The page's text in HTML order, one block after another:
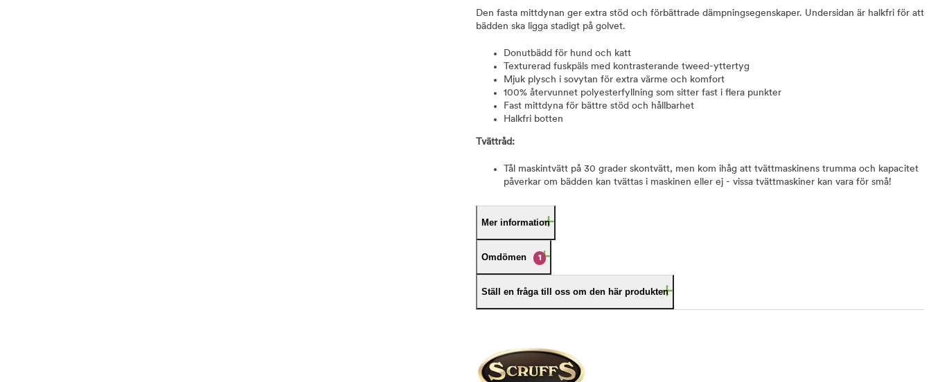
Den fasta mittdynan ger extra stöd och förbättrade dämpningsegenskaper. Undersidan är halkfri för att
bädden ska ligga stadigt på golvet.
Donutbädd för hund och katt
Texturerad fuskpäls med kontrasterande tweed-yttertyg
Mjuk plysch i sovytan för extra värme och komfort
100% återvunnet polyesterfyllning som sitter fast i flera punkter
Fast mittdyna för bättre stöd och hållbarhet
Halkfri botten
Tvättråd:
Tål maskintvätt på 30 grader skontvätt, men kom ihåg att tvättmaskinens trumma och kapacitet
påverkar om bädden kan tvättas i maskinen eller ej - vissa tvättmaskiner kan vara för små!
Mer information
Omdömen 1
Ställ en fråga till oss om den här produkten